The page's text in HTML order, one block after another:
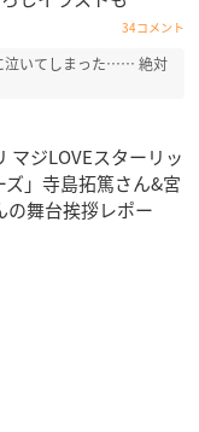
34コメント
いてしまった…… 絶対
マジLOVEスターリッ
ズ」寺島拓篤さん&宮
の舞台挨拶レポー